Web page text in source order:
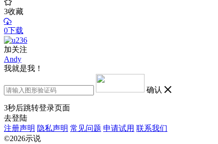
3收藏
0下载
加关注
Andy
我就是我！
确认
3秒后跳转登录页面
去登陆
注册声明 隐私声明 常见问题 申请试用 联系我们
©2026示说